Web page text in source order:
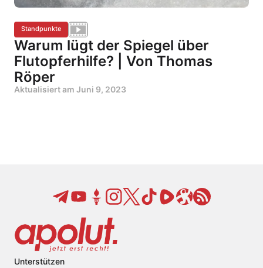
Standpunkte
Warum lügt der Spiegel über
Flutopferhilfe? | Von Thomas
Röper
Aktualisiert am Juni 9, 2023
Unterstützen